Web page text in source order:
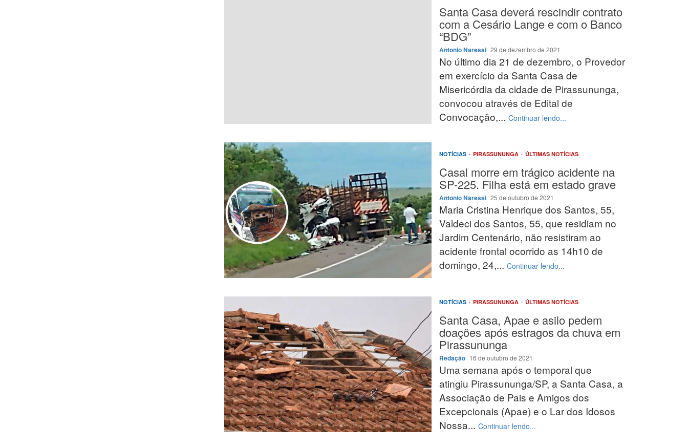
Santa Casa deverá rescindir contrato
com a Cesário Lange e com o Banco
“BDG”
Antonio Naressi 29 de dezembro de 2021
No último dia 21 de dezembro, o Provedor
em exercício da Santa Casa de
Misericórdia da cidade de Pirassununga,
convocou através de Edital de
Convocação,... Continuar lendo...
NOTÍCIAS PIRASSUNUNGA ÚLTIMAS NOTÍCIAS
Casal morre em trágico acidente na
SP-225. Filha está em estado grave
Antonio Naressi 25 de outubro de 2021
Maria Cristina Henrique dos Santos, 55,
Valdeci dos Santos, 55, que residiam no
Jardim Centenário, não resistiram ao
acidente frontal ocorrido as 14h10 de
domingo, 24,... Continuar lendo...
NOTÍCIAS PIRASSUNUNGA ÚLTIMAS NOTÍCIAS
Santa Casa, Apae e asilo pedem
doações após estragos da chuva em
Pirassununga
Redação 16 de outubro de 2021
Uma semana após o temporal que
atingiu Pirassununga/SP, a Santa Casa, a
Associação de Pais e Amigos dos
Excepcionais (Apae) e o Lar dos Idosos
Nossa... Continuar lendo...